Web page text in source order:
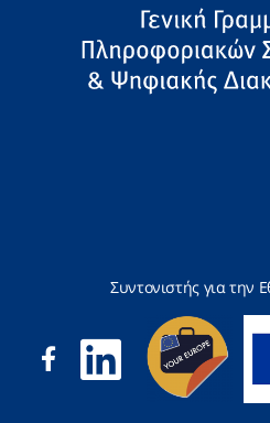
Συντονιστής για την